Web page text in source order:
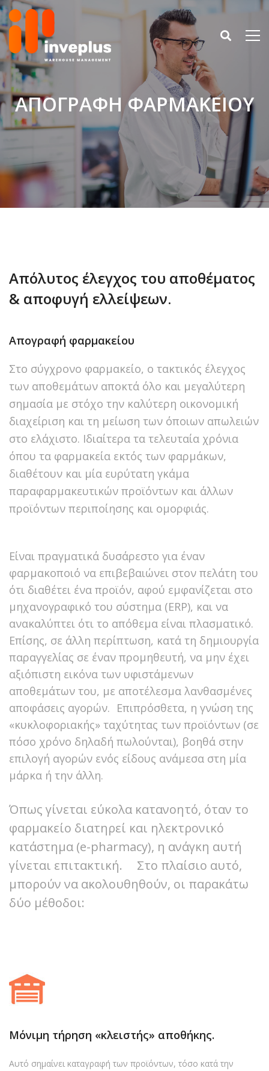
ΑΠΟΓΡΑΦΗ ΦΑΡΜΑΚΕΙΟΥ
Απόλυτος έλεγχος του αποθέματος
& αποφυγή ελλείψεων.
Απογραφή φαρμακείου
Στο σύγχρονο φαρμακείο, ο τακτικός έλεγχος
των αποθεμάτων αποκτά όλο και μεγαλύτερη
σημασία με στόχο την καλύτερη οικονομική
διαχείριση και τη μείωση των όποιων απωλειών
στο ελάχιστο. Ιδιαίτερα τα τελευταία χρόνια
όπου τα φαρμακεία εκτός των φαρμάκων,
διαθέτουν και μία ευρύτατη γκάμα
παραφαρμακευτικών προϊόντων και άλλων
προϊόντων περιποίησης και ομορφιάς.
Είναι πραγματικά δυσάρεστο για έναν
φαρμακοποιό να επιβεβαιώνει στον πελάτη του
ότι διαθέτει ένα προϊόν, αφού εμφανίζεται στο
μηχανογραφικό του σύστημα (ERP), και να
ανακαλύπτει ότι το απόθεμα είναι πλασματικό.
Επίσης, σε άλλη περίπτωση, κατά τη δημιουργία
παραγγελίας σε έναν προμηθευτή, να μην έχει
αξιόπιστη εικόνα των υφιστάμενων
αποθεμάτων του, με αποτέλεσμα λανθασμένες
αποφάσεις αγορών. Επιπρόσθετα, η γνώση της
«κυκλοφοριακής» ταχύτητας των προϊόντων (σε
πόσο χρόνο δηλαδή πωλούνται), βοηθά στην
επιλογή αγορών ενός είδους ανάμεσα στη μία
μάρκα ή την άλλη.
Όπως γίνεται εύκολα κατανοητό, όταν το
φαρμακείο διατηρεί και ηλεκτρονικό
κατάστημα (e-pharmacy), η ανάγκη αυτή
γίνεται επιτακτική. Στο πλαίσιο αυτό,
μπορούν να ακολουθηθούν, οι παρακάτω
δύο μέθοδοι:
Μόνιμη τήρηση «κλειστής» αποθήκης.
Αυτό σημαίνει καταγραφή των προϊόντων, τόσο κατά την